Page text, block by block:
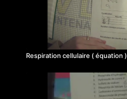
Respiration cellulaire ( équation )